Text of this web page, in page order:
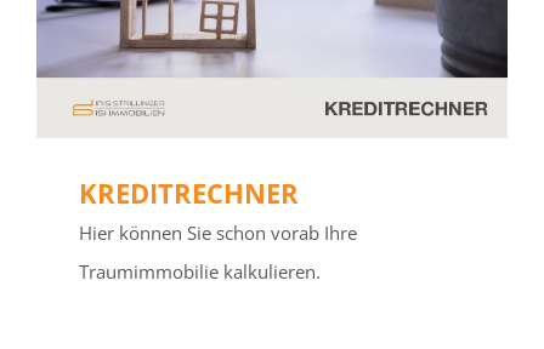
KREDITRECHNER
Hier können Sie schon vorab Ihre
Traumimmobilie kalkulieren.